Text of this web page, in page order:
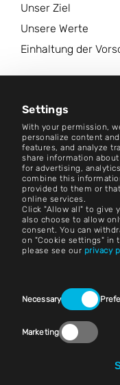
Settings
With your permission,
personalize content
features, and analyze
share information
for advertising,
combine this
provided to them or
online services.
Click "Allow all" to give
also choose to allow
consent. You can
on "Cookie settings" in
please see our privacy
Selection
Necessary
Marketing
Unser Ziel
Unsere Werte
Einhaltung der
Kontakt
Karriere
Bedingungen und
Impressum
Rechtlicher Hinweis
Kontakt
Cookie-Einstellungen